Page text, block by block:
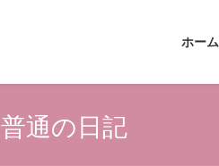
ホーム
普通の日記